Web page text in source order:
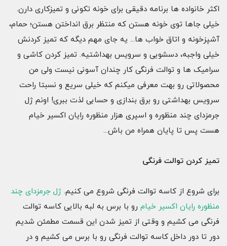
اکثر خانواده ها برنامه دقیقی برای خونه تکونی و تمیزکاری دارن.
خیلی جاها توی خونه هستن که منتظر برق انداختن هستن؛ حمام،
آشپزخونه و اتاق خواب ها... یه جای مهم دیگه که تمیز کردنش
خیلی واجبه، دسشویی و سرویس بهداشتیه. تمیز کردن کاشی و
سرامیک ها و توالت فرنگی کار چندان آسونی نیست ولی من
محصولاتی رو بهت معرفی میکنم که خیلی سریع و نسبتا راحت
سرویس بهداشتی رو برق بندازی و حسابی لذت ببری! اونم ژل
جرمزدای چند منظوره و اسپری هزار منظوره رایان اکسیر خیام
هست پس تا پایان همراه من باش...
تمیز کردن توالت فرنگی
برای شروع از کاسه توالت فرنگی شروع می کنیم. ژل جرمزدای چند
منظوره رایان اکسیر خیام رو با برس به لبه بالایی کاسه توالت
فرنگی می کشیم و وقتی از تمیز شدن این قسمت مطمئن شدیم
دور تا دور داخل کاسه توالت فرنگی رو با برس می کشیم و در